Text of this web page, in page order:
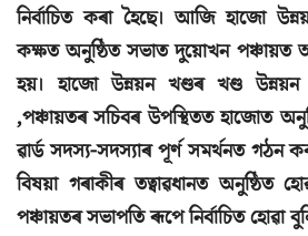
নিৰ্বাচিত কৰা হৈছে। আজি হাজো
কক্ষত অনুষ্ঠিত সভাত দুয়োখন পঞ্চায়ত
হয়। হাজো উন্নয়ন খণ্ডৰ খণ্ড উন্নয়ন
,পঞ্চায়তৰ সচিবৰ উপস্থিতত হাজোত
ৱাৰ্ড সদস্য-সদস্যাৰ পূৰ্ণ সমৰ্থনত গঠন
বিষয়া গৰাকীৰ তত্বাৱধানত অনুষ্ঠিত
পঞ্চায়তৰ সভাপতি ৰূপে নিৰ্বাচিত হোৱা